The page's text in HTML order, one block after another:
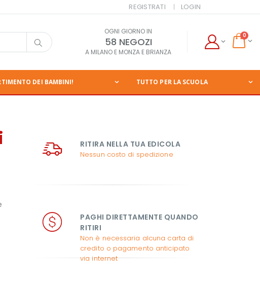
REGISTRATI LOGIN
OGNI GIORNO IN
58 NEGOZI
A MILANO E MONZA E BRIANZA
0
DEI BAMBINI! TUTTO PER LA SCUOLA
RITIRA NELLA TUA EDICOLA
Nessun costo di spedizione
PAGHI DIRETTAMENTE QUANDO
RITIRI
Non è necessaria alcuna carta di
credito o pagamento anticipato
via internet